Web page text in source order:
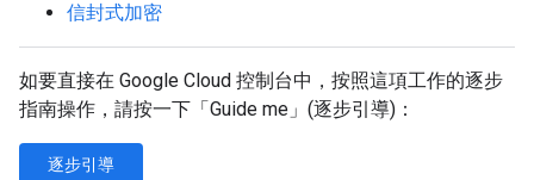
信封式加密
如要直接在 Google Cloud 控制台中，按照這項工作的逐步
指南操作，請按一下「Guide me」(逐步引導) ：
逐步引導